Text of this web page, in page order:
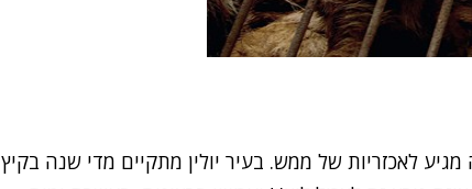
לאכזריות של ממש. בעיר יולין מתקיים מדי שנה בקיץ